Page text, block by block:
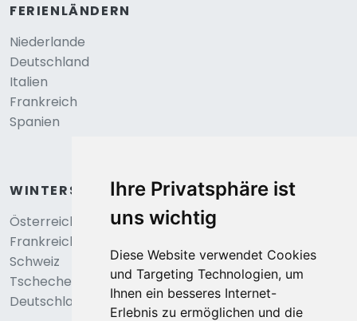
Ihre Privatsphäre ist
uns wichtig
Diese Website verwendet Cookies
und Targeting Technologien, um
Ihnen ein besseres Internet-
Erlebnis zu ermöglichen und die
FERIENLÄNDERN
Niederlande
Deutschland
Italien
Frankreich
Spanien
WINTERSPORT
Österreich
Frankreich
Schweiz
Tschechei
Deutschland